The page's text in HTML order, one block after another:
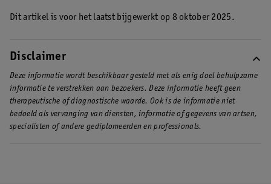
Dit artikel is voor het laatst bijgewerkt op 8 oktober 2025.
Disclaimer
Deze informatie wordt beschikbaar gesteld met als enig doel behulpzame
informatie te verstrekken aan bezoekers. Deze informatie heeft geen
therapeutische of diagnostische waarde. Ook is de informatie niet
bedoeld als vervanging van diensten, informatie of gegevens van artsen,
specialisten of andere gediplomeerden en professionals.